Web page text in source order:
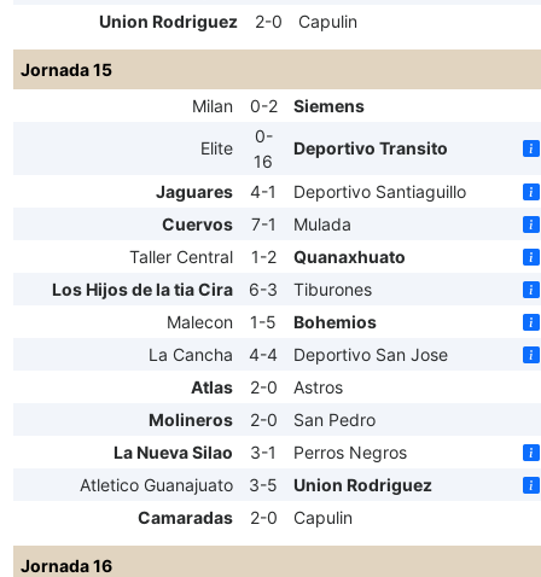
Union Rodriguez
2-0 Capulin
Jornada 15
Milan
0-2 Siemens
Elite
0-
16
Deportivo Transito
Jaguares 4-1
Deportivo Santiaguillo
Cuervos
7-1
Mulada
Taller Central
1-2
Quanaxhuato
Los Hijos de la tia Cira
6-3
Tiburones
Malecon
1-5
Bohemios
La Cancha
4-4
Deportivo San Jose
Atlas
2-0
Astros
Molineros
2-0
San Pedro
La Nueva Silao
3-1
Perros Negros
Atletico Guanajuato
3-5
Union Rodriguez
Camaradas
2-0 Capulin
Jornada 16